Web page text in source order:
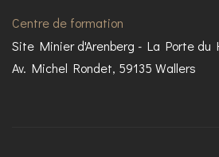
Centre de formation
Site Minier d'Arenberg - La Porte du
Av. Michel Rondet, 59135 Wallers